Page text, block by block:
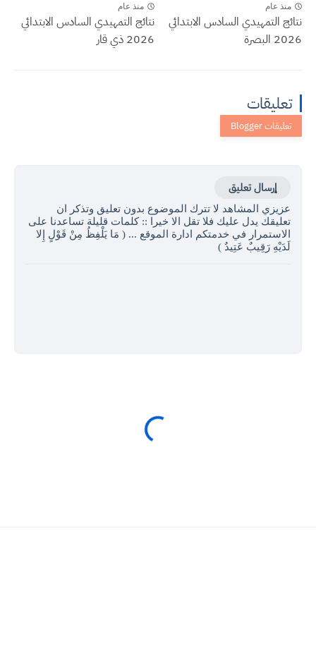
منذ عام
نتائج التمهيدي السادس الابتدائي
2026 البصرة
منذ عام
نتائج التمهيدي السادس الابتدائي
2026 ذي قار
تعليقات
إرسال تعليق
عزيزي المشاهد لا تترك الموضوع بدون تعليق وتذكر ان
تعليقك يدل عليك فلا تقل الا خيرا :: كلمات قليلة تساعدنا على
الاستمرار في خدمتكم ادارة الموقع ... ( مَا يَلْفِظُ مِنْ قَوْلٍ إِلا
لَدَيْهِ رَقِيبٌ عَتِيدٌ )